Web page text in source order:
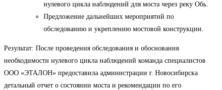
нулевого цикла наблюдений для моста через реку Обь.
Предложение дальнейших мероприятий по
обследованию и укреплению мостовой конструкции.
Результат: После проведения обследования и обоснования
необходимости нулевого цикла наблюдений команда специалистов
ООО «ЭТАЛОН» предоставила администрации г. Новосибирска
детальный отчет о состоянии моста и рекомендации по его